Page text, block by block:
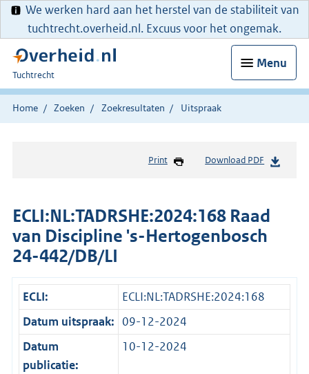
We werken hard aan het herstel van de stabiliteit van
tuchtrecht.overheid.nl. Excuus voor het ongemak.
Menu
U
bent
hier:
Tuchtrecht
Home Zoeken Zoekresultaten Uitspraak
Print Download PDF
ECLI:NL:TADRSHE:2024:168 Raad
van Discipline 's-Hertogenbosch
24-442/DB/LI
ECLI:
ECLI:NL:TADRSHE:2024:168
Datum uitspraak: 09-12-2024
Datum
publicatie:
10-12-2024